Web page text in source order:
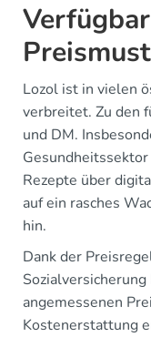
Lozol ist in vielen
verbreitet. Zu den
und DM.
Rezepte über
auf ein rasches
hin.
Dank der
angemessenen
Kostenerstattung